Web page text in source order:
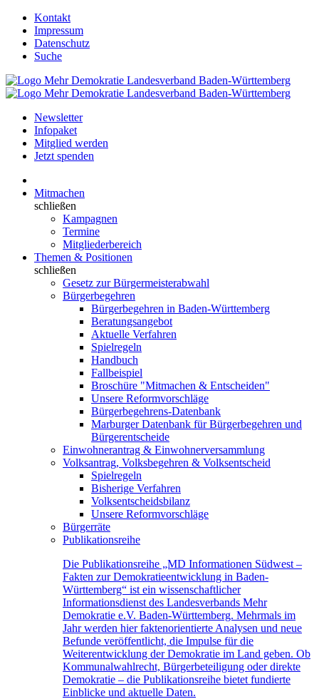
Kontakt
Impressum
Datenschutz
Suche
Newsletter
Infopaket
Mitglied werden
Jetzt spenden
Mitmachen
schließen
Kampagnen
Termine
Mitgliederbereich
Themen & Positionen
schließen
Gesetz zur Bürgermeisterabwahl
Bürgerbegehren
Bürgerbegehren in Baden-Württemberg
Beratungsangebot
Aktuelle Verfahren
Spielregeln
Handbuch
Fallbeispiel
Broschüre "Mitmachen & Entscheiden"
Unsere Reformvorschläge
Bürgerbegehrens-Datenbank
Marburger Datenbank für Bürgerbegehren und
Bürgerentscheide
Einwohnerantrag & Einwohnerversammlung
Volksantrag, Volksbegehren & Volksentscheid
Spielregeln
Bisherige Verfahren
Volksentscheidsbilanz
Unsere Reformvorschläge
Bürgerräte
Publikationsreihe
Die Publikationsreihe „MD Informationen Südwest –
Fakten zur Demokratieentwicklung in Baden-
Württemberg“ ist ein wissenschaftlicher
Informationsdienst des Landesverbands Mehr
Demokratie e.V. Baden-Württemberg. Mehrmals im
Jahr werden hier faktenorientierte Analysen und neue
Befunde veröffentlicht, die Impulse für die
Weiterentwicklung der Demokratie im Land geben. Ob
Kommunalwahlrecht, Bürgerbeteiligung oder direkte
Demokratie – die Publikationsreihe bietet fundierte
Einblicke und aktuelle Daten.